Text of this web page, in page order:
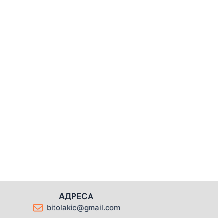
АДРЕСА
bitolakic@gmail.com